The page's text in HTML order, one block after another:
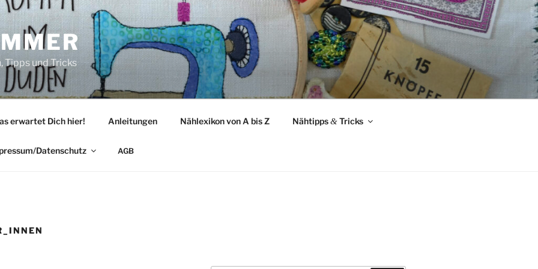
Tipps und Tricks
erwartet Dich hier! Anleitungen Nählexikon von A bis Z Nähtipps&Tricks
Datenschutz AGB